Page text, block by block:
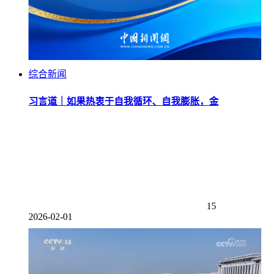
综合新闻
习言道｜如果热衷于自我循环、自我膨胀，金
15
2026-02-01